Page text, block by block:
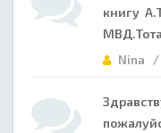
книгу
Nina /